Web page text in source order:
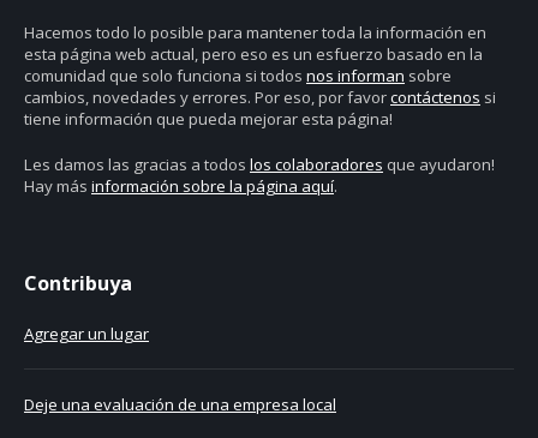
Hacemos todo lo posible para mantener toda la información en
esta página web actual, pero eso es un esfuerzo basado en la
comunidad que solo funciona si todos nos informan sobre
cambios, novedades y errores. Por eso, por favorcontáctenos si
tiene información que pueda mejorar esta página!
Les damos las gracias a todos los colaboradores que ayudaron!
Hay más información sobre la página aquí.
Contribuya
Agregar un lugar
Deje una evaluación de una empresa local